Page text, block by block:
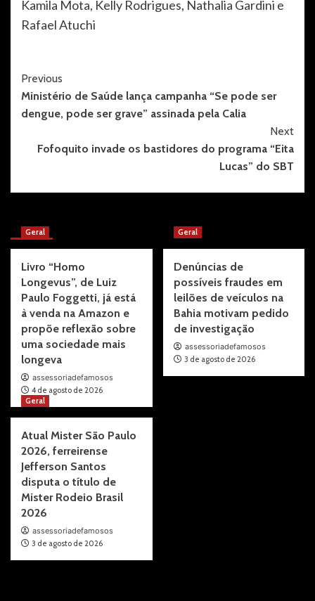
Kamila Mota, Kelly Rodrigues, Nathalia Gardini e
Rafael Atuchi
Post
Navigation
Previous
Ministério de Saúde lança campanha “Se pode ser
dengue, pode ser grave” assinada pela Calia
Next
Fofoquito invade os bastidores do programa “Eita
Lucas” do SBT
More Stories
Geral
Livro “Homo
Longevus”, de Luiz
Paulo Foggetti, já está
à venda na Amazon e
propõe reflexão sobre
uma sociedade mais
longeva
assessoriadefamosos
4 de agosto de 2026
Geral
Denúncias de
possíveis fraudes em
leilões de veículos na
Bahia motivam pedido
de investigação
assessoriadefamosos
3 de agosto de 2026
Geral
Atual Mister São Paulo
2026, ferreirense
Jefferson Santos
disputa o título de
Mister Rodeio Brasil
2026
assessoriadefamosos
3 de agosto de 2026